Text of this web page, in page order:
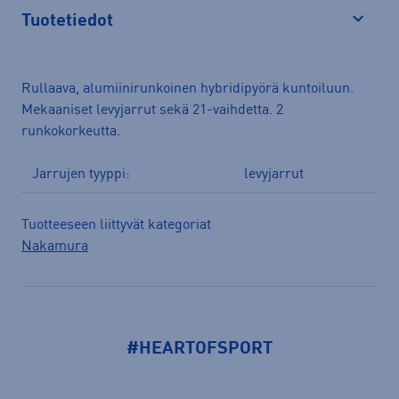
Tuotetiedot
Rullaava, alumiinirunkoinen hybridipyörä kuntoiluun.
Mekaaniset levyjarrut sekä 21-vaihdetta. 2
runkokorkeutta.
Jarrujen tyyppi: levyjarrut
Tuotteeseen liittyvät kategoriat
Nakamura
#HEARTOFSPORT